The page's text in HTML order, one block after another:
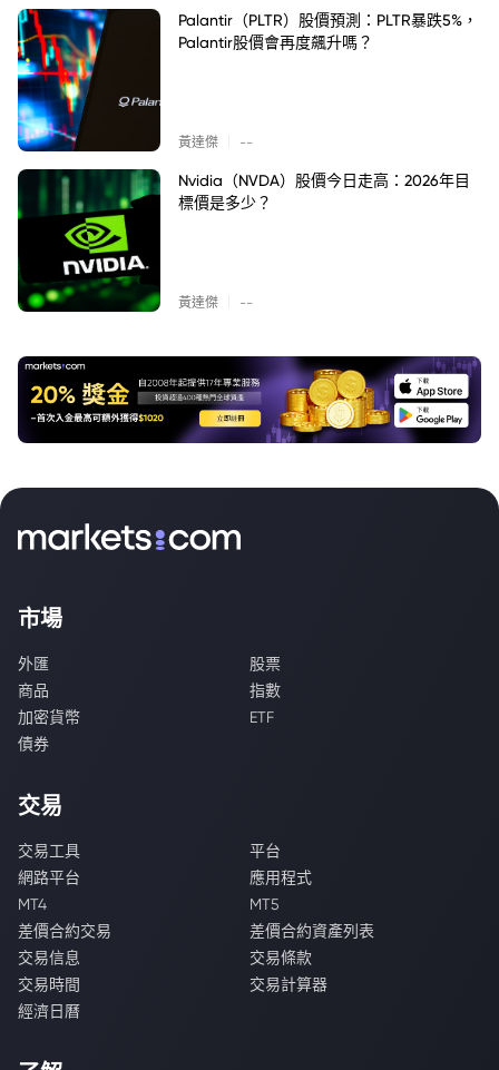
Palantir（PLTR）股價預測：PLTR暴跌5%，
Palantir股價會再度飆升嗎？
黃達傑 --
Nvidia（NVDA）股價今日走高：2026年目
標價是多少？
黃達傑 --
市場
外匯
股票
商品
指數
加密貨幣
ETF
債券
交易
交易工具
平台
網路平台
應用程式
MT4
MT5
差價合約交易
差價合約資產列表
交易信息
交易條款
交易時間
交易計算器
經濟日曆